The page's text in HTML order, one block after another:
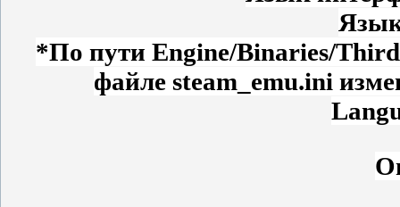
*По пути Engine/Binaries/
файле steam_emu.ini